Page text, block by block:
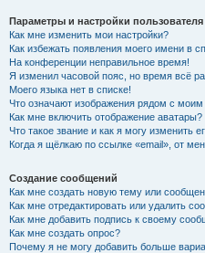
Параметры и настройки пользователя
Как мне изменить мои настройки?
Как избежать появления моего имени в
На конференции неправильное время!
Я изменил часовой пояс, но время всё
Моего языка нет в списке!
Что означают изображения рядом с
Как мне включить отображение аватары?
Что такое звание и как я могу изменить
Когда я щёлкаю по ссылке «email», от
Создание сообщений
Как мне создать новую тему или
Как мне отредактировать или удалить
Как мне добавить подпись к своему
Как мне создать опрос?
Почему я не могу добавить больше